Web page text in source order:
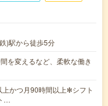
)駅から徒歩5分
を変えるなど、柔軟な働き
かつ月90時間以上✻シフト
…